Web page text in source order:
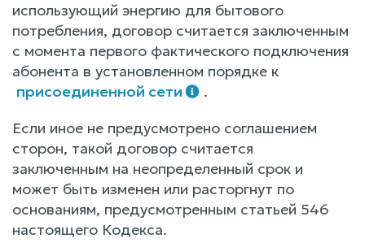
использующий энергию для бытового
потребления, договор считается заключенным
с момента первого фактического подключения
абонента в установленном порядке к
присоединенной сети
.
Если иное не предусмотрено соглашением
сторон, такой договор считается
заключенным на неопределенный срок и
может быть изменен или расторгнут по
основаниям, предусмотренным статьей 546
настоящего Кодекса.